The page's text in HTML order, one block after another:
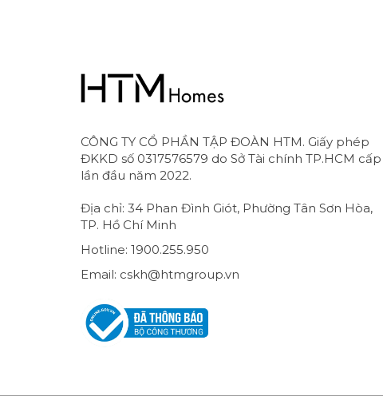
CÔNG TY CỔ PHẦN TẬP ĐOÀN HTM. Giấy phép
ĐKKD số 0317576579 do Sở Tài chính TP.HCM cấp
lần đầu năm 2022.
Địa chỉ: 34 Phan Đình Giót, Phường Tân Sơn Hòa,
TP. Hồ Chí Minh
Hotline: 1900.255.950
Email: cskh@htmgroup.vn